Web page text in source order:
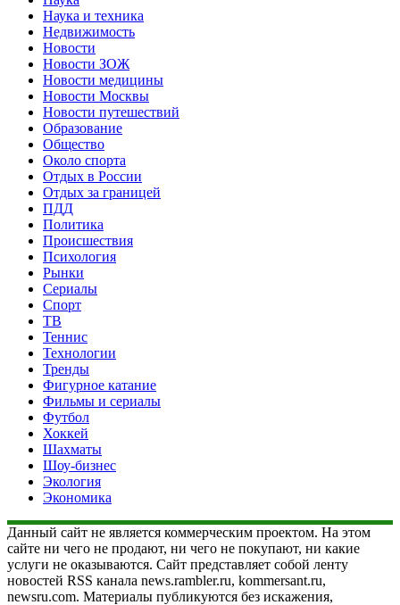
Наука и техника
Недвижимость
Новости
Новости ЗОЖ
Новости медицины
Новости Москвы
Новости путешествий
Образование
Общество
Около спорта
Отдых в России
Отдых за границей
ПДД
Политика
Происшествия
Психология
Рынки
Сериалы
Спорт
ТВ
Теннис
Технологии
Тренды
Фигурное катание
Фильмы и сериалы
Футбол
Хоккей
Шахматы
Шоу-бизнес
Экология
Экономика
Данный сайт не является коммерческим проектом. На этом
сайте ни чего не продают, ни чего не покупают, ни какие
услуги не оказываются. Сайт представляет собой ленту
новостей RSS канала news.rambler.ru, kommersant.ru,
newsru.com. Материалы публикуются без искажения,